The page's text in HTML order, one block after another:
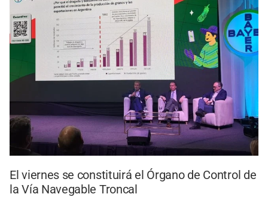
El viernes se constituirá el Órgano de Control de
la Vía Navegable Troncal